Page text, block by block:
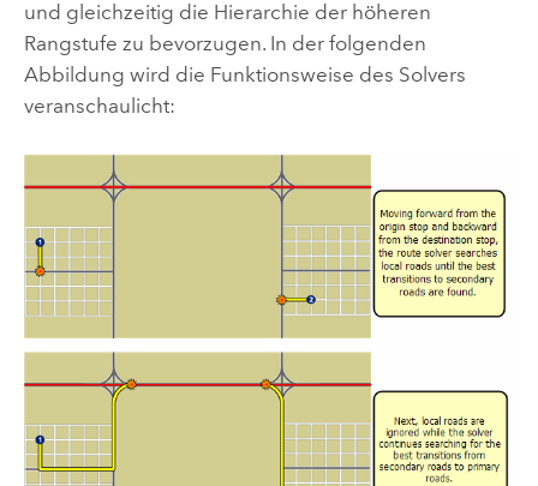
und gleichzeitig die Hierarchie der höheren
Rangstufe zu bevorzugen. In der folgenden
Abbildung wird die Funktionsweise des Solvers
veranschaulicht: